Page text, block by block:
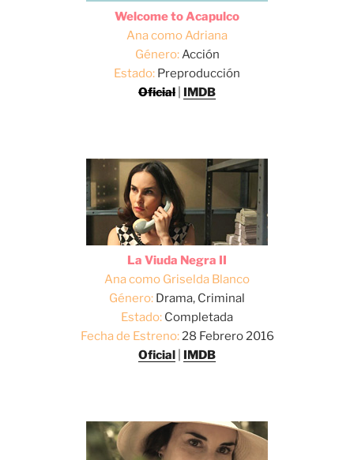
Welcome to Acapulco
Ana como Adriana
Género:Acción
Estado: Preproducción
Oficial
IMDB
La Viuda Negra II
Ana como Griselda Blanco
Género: Drama, Criminal
Estado: Completada
Fecha de Estreno:28 Febrero 2016
Oficial
IMDB